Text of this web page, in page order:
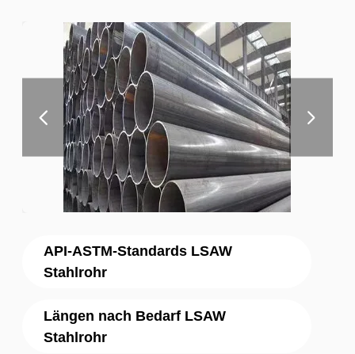
API-ASTM-Standards LSAW
Stahlrohr
Längen nach Bedarf LSAW
Stahlrohr